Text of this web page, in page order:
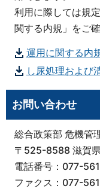
利用に際しては規
関する内規」をご
運用に関する内
し尿処理および
お問い合わせ
総合政策部 危機管
〒525-8588 滋賀
電話番号：077-
ファクス：077-